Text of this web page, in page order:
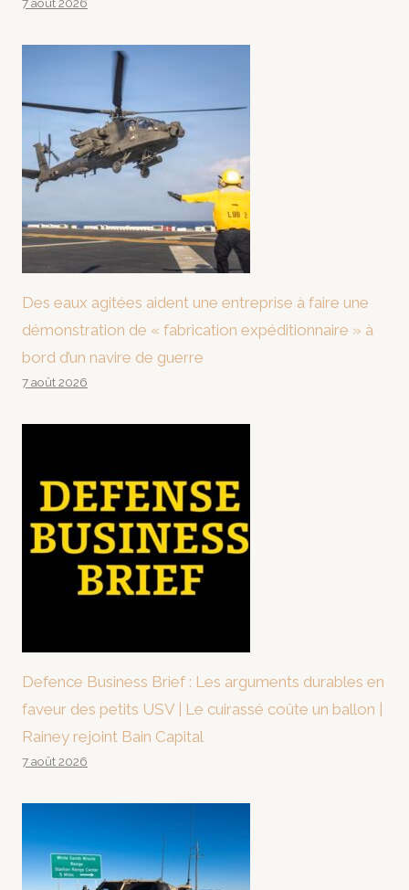
7 août 2026
Des eaux agitées aident une entreprise à faire une
démonstration de « fabrication expéditionnaire » à
bord d’un navire de guerre
7 août 2026
Defence Business Brief : Les arguments durables en
faveur des petits USV | Le cuirassé coûte un ballon |
Rainey rejoint Bain Capital
7 août 2026